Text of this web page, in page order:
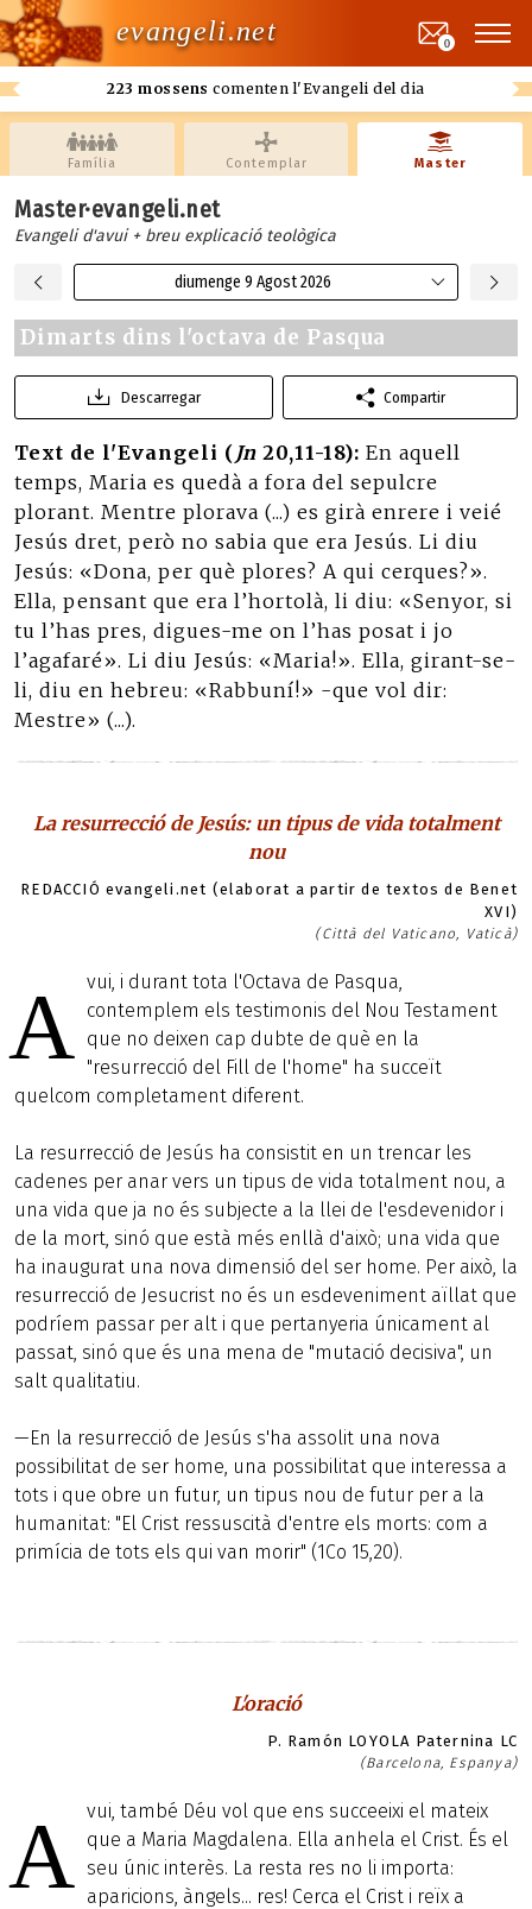
evangeli.net
223 mossens comenten l'Evangeli del dia
0
Família Contemplar Master
Master·evangeli.net
Evangeli d'avui + breu explicació teològica
diumenge 9 Agost 2026
Dimarts dins l'octava de Pasqua
Descarregar Compartir
Text de l'Evangeli ( Jn 20,11-18): En aquell
temps, Maria es quedà a fora del sepulcre
plorant. Mentre plorava (...) es girà enrere i veié
Jesús dret, però no sabia que era Jesús. Li diu
Jesús: «Dona, per què plores? A qui cerques?».
Ella, pensant que era l’hortolà, li diu: «Senyor, si
tu l’has pres, digues-me on l’has posat i jo
l’agafaré». Li diu Jesús: «Maria!». Ella, girant-se-
li, diu en hebreu: «Rabbuní!» -que vol dir:
Mestre» (...).
La resurrecció de Jesús: un tipus de vida totalment
nou
REDACCIÓ evangeli.net (elaborat a partir de textos de Benet
XVI)
(Città del Vaticano, Vaticà)
A vui, i durant tota l'Octava de Pasqua,
contemplem els testimonis del Nou Testament
que no deixen cap dubte de què en la
"resurrecció del Fill de l'home" ha succeït
quelcom completament diferent.
La resurrecció de Jesús ha consistit en un trencar les
cadenes per anar vers un tipus de vida totalment nou, a
una vida que ja no és subjecte a la llei de l'esdevenidor i
de la mort, sinó que està més enllà d'això; una vida que
ha inaugurat una nova dimensió del ser home. Per això, la
resurrecció de Jesucrist no és un esdeveniment aïllat que
podríem passar per alt i que pertanyeria únicament al
passat, sinó que és una mena de "mutació decisiva", un
salt qualitatiu.
—En la resurrecció de Jesús s'ha assolit una nova
possibilitat de ser home, una possibilitat que interessa a
tots i que obre un futur, un tipus nou de futur per a la
humanitat: "El Crist ressuscità d'entre els morts: com a
primícia de tots els qui van morir" (1Co 15,20).
L'oració
P. Ramón LOYOLA Paternina LC
(Barcelona, Espanya)
A vui, també Déu vol que ens succeeixi el mateix
que a Maria Magdalena. Ella anhela el Crist. És el
seu únic interès. La resta res no li importa:
aparicions, àngels... res! Cerca el Crist i reïx a